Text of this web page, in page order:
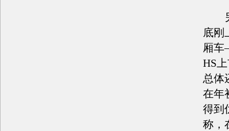
另
底刚
厢
HS
总体
在年
得到
称，